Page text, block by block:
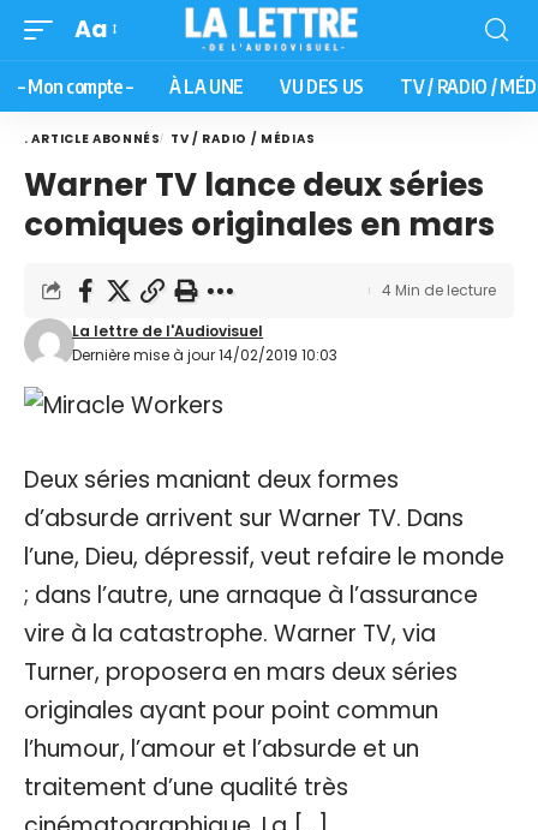
Aa
– Mon compte – À LA UNE VU DES US TV / RADIO /
. ARTICLE ABONNÉS TV / RADIO / MÉDIAS
Warner TV lance deux séries
comiques originales en mars
Dernière mise à jour 14/02/2019 10:03
La lettre de l'Audiovisuel
4 Min de lecture
Deux séries maniant deux formes
d’absurde arrivent sur Warner TV. Dans
l’une, Dieu, dépressif, veut refaire le monde
; dans l’autre, une arnaque à l’assurance
vire à la catastrophe. Warner TV, via
Turner, proposera en mars deux séries
originales ayant pour point commun
l’humour, l’amour et l’absurde et un
traitement d’une qualité très